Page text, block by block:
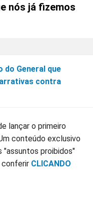
nós já fizemos
do General que
contra
lançar o primeiro
conteúdo exclusivo
"assuntos proibidos"
conferir CLICANDO